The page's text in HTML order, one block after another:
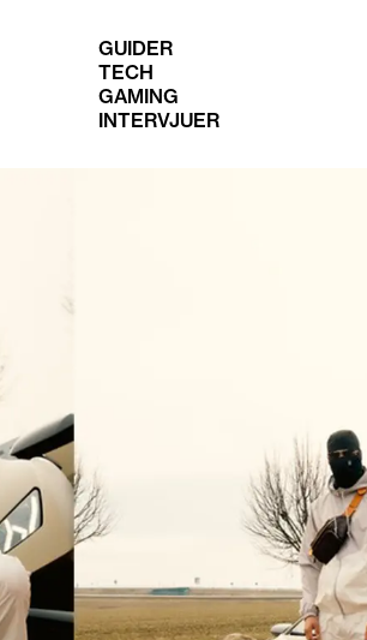
GUIDER
TECH
GAMING
INTERVJUER